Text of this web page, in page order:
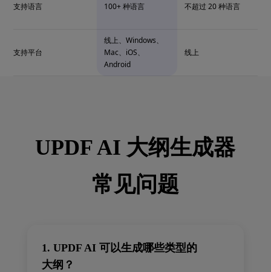
支持语言 100+ 种语言 不超过 20 种语言
支持平台
线上、Windows、
Mac、iOS、
Android
线上
UPDF AI 大纲生成器
常见问题
1. UPDF AI 可以生成哪些类型的
大纲？